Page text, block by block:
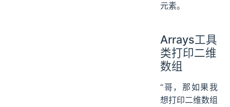
元素。
Arrays工具
类打印二维
数组
“哥，那如果我
想打印二维数组